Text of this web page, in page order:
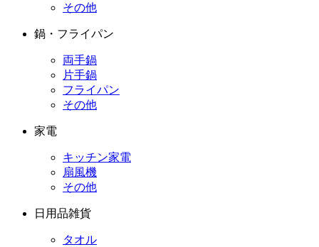
その他
鍋・フライパン
両手鍋
片手鍋
フライパン
その他
家電
キッチン家電
扇風機
その他
日用品雑貨
タオル